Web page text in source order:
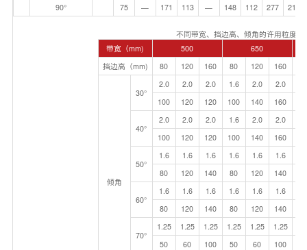
90°
75 — 171 113 — 148 112 277 210
不同带宽、挡边高、倾角的许用粒度
带宽（mm)
500
650
挡边高（mm)
80 120 160 80 120 160
倾角
30°
2.0 2.0 2.0 1.6 2.0 2.0
100
120 120 100 140 160
40°
2.0 2.0 2.0 1.6 2.0 2.0
100
120 120 100 140 160
50°
1.6 1.6 1.6 1.6 1.6 1.6
80
120 140 80 120 140
60°
1.6 1.6 1.6 1.6 1.6 1.6
80
120 140 80 120 140
70°
1.25 1.25 1.25 1.25 1.25 1.25
50
60 100 50 60 100